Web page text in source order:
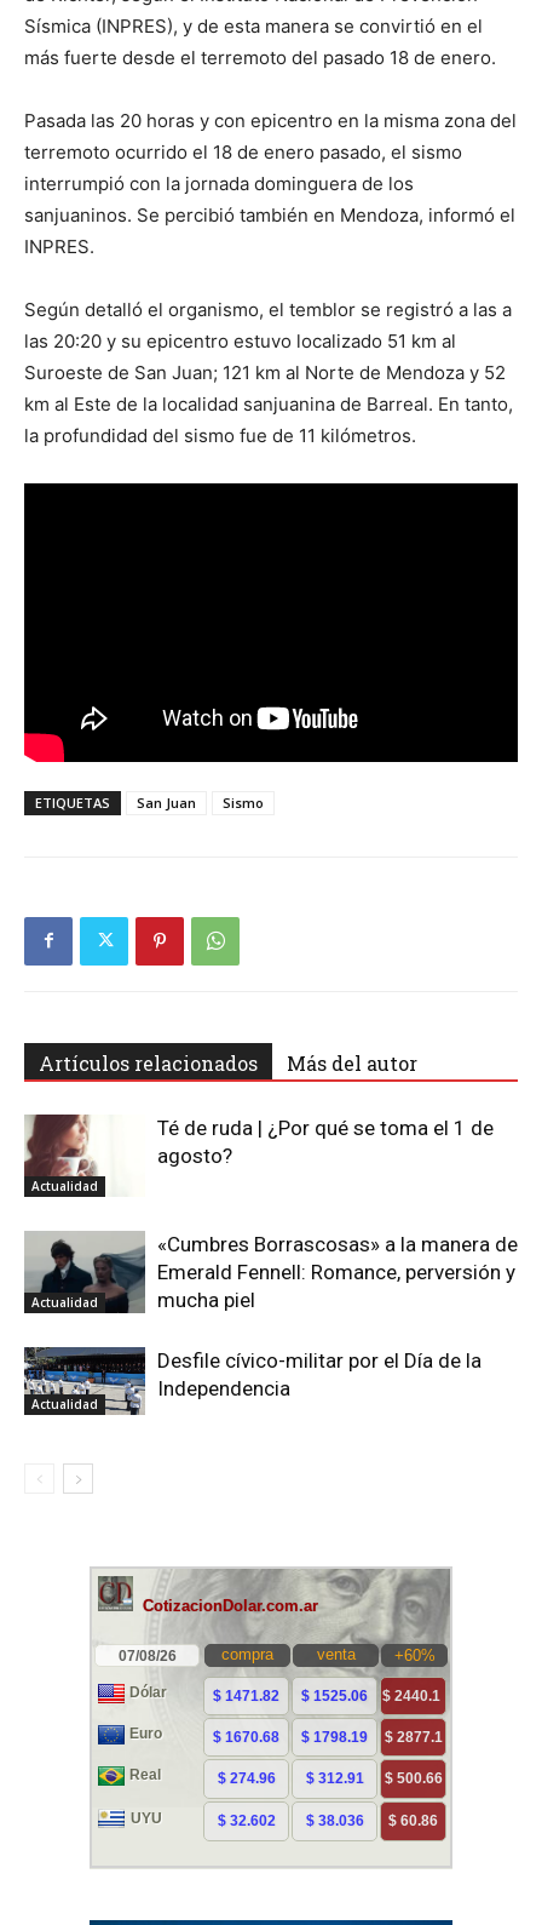
Sísmica (INPRES), y de esta manera se convirtió en el
más fuerte desde el terremoto del pasado 18 de enero.
Pasada las 20 horas y con epicentro en la misma zona del
terremoto ocurrido el 18 de enero pasado, el sismo
interrumpió con la jornada dominguera de los
sanjuaninos. Se percibió también en Mendoza, informó el
INPRES.
Según detalló el organismo, el temblor se registró a las a
las 20:20 y su epicentro estuvo localizado 51 km al
Suroeste de San Juan; 121 km al Norte de Mendoza y 52
km al Este de la localidad sanjuanina de Barreal. En tanto,
la profundidad del sismo fue de 11 kilómetros.
ETIQUETAS San Juan Sismo
Artículos relacionados Más del autor
Actualidad
Té de ruda | ¿Por qué se toma el 1 de
agosto?
Actualidad
«Cumbres Borrascosas» a la manera de
Emerald Fennell: Romance, perversión y
mucha piel
Actualidad
Desfile cívico-militar por el Día de la
Independencia